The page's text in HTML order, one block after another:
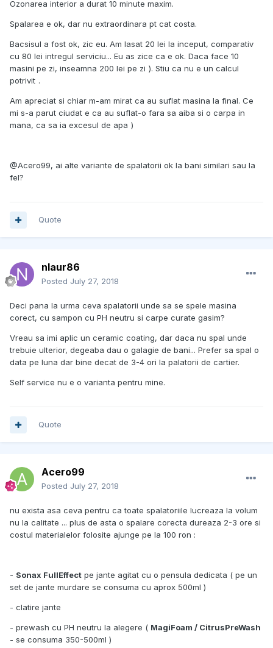
Ozonarea interior a durat 10 minute maxim.
Spalarea e ok, dar nu extraordinara pt cat costa.
Bacsisul a fost ok, zic eu. Am lasat 20 lei la inceput, comparativ
cu 80 lei intregul serviciu... Eu as zice ca e ok. Daca face 10
masini pe zi, inseamna 200 lei pe zi ). Stiu ca nu e un calcul
potrivit .
Am apreciat si chiar m-am mirat ca au suflat masina la final. Ce
mi s-a parut ciudat e ca au suflat-o fara sa aiba si o carpa in
mana, ca sa ia excesul de apa )
@Acero99, ai alte variante de spalatorii ok la bani similari sau la
fel?
Quote
nlaur86
Posted July 27, 2018
Deci pana la urma ceva spalatorii unde sa se spele masina
corect, cu sampon cu PH neutru si carpe curate gasim?
Vreau sa imi aplic un ceramic coating, dar daca nu spal unde
trebuie ulterior, degeaba dau o galagie de bani... Prefer sa spal o
data pe luna dar bine decat de 3-4 ori la palatorii de cartier.
Self service nu e o varianta pentru mine.
Quote
Acero99
Posted July 27, 2018
nu exista asa ceva pentru ca toate spalatoriile lucreaza la volum
nu la calitate ... plus de asta o spalare corecta dureaza 2-3 ore si
costul materialelor folosite ajunge pe la 100 ron :
- Sonax FullEffect pe jante agitat cu o pensula dedicata ( pe un
set de jante murdare se consuma cu aprox 500ml )
- clatire jante
- prewash cu PH neutru la alegere ( MagiFoam / CitrusPreWash
- se consuma 350-500ml )